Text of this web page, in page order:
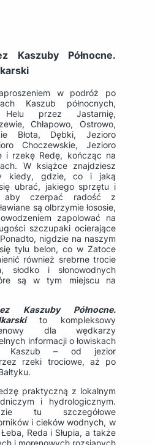
Kaszuby Północne.
w podróż po
Kaszub północnych,
przez Jastarnię,
Chłapowo, Ostrowo,
Błota, Dębki, Jezioro
Choczewskie, Jezioro
i rzekę Redę, kończąc na
W książce znajdziesz
kiedy, gdzie, co i jaką
ubrać, jakiego sprzętu i
aby czerpać radość z
są olbrzymie łososie,
zapolować na
szczupaki ocierające
nigdzie na naszym
tylu belon, co w Zatoce
również srebrne trocie
słodko i słonowodnych
są w tym miejscu na
Kaszuby Północne.
to kompleksowy
dla wędkarzy
informacji o łowiskach
Kaszub – od jezior
rzeki trociowe, aż po
praktyczną z lokalnym
i hydrologicznym.
tu szczegółowe
i cieków wodnych, w
Łeba, Reda i Słupia, a także
i morenowych rozsianych